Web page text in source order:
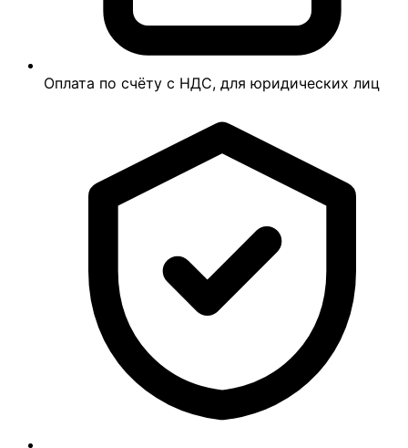
Оплата по счёту с НДС, для юридических лиц